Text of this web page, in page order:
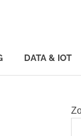
DATA & IOT